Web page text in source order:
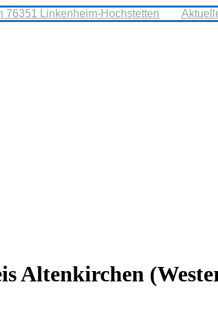
76351 Linkenheim-Hochstetten
Altenkirchen